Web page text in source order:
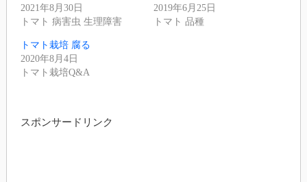
2021年8月30日
トマト 病害虫 生理障害
2019年6月25日
トマト 品種
トマト栽培 腐る
2020年8月4日
トマト栽培Q&A
スポンサードリンク